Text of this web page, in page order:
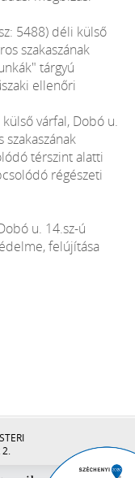
5488) déli külső
szakaszának
tárgyú
ellenőri
várfal, Dobó u.
szakaszának
térszint alatti
régészeti
u. 14.sz-ú
felújítása